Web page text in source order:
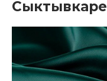
Сыктывкаре